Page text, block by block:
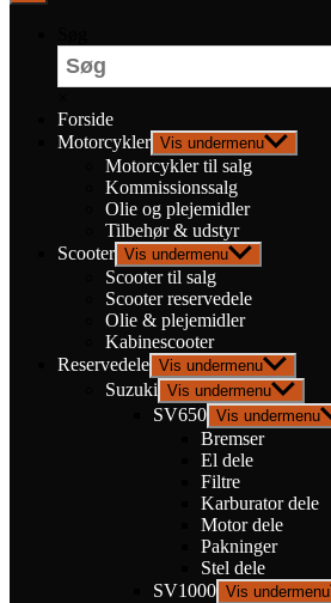
Forside
Motorcykler Vis undermenu
Motorcykler til salg
Kommissionssalg
Olie og plejemidler
Tilbehør & udstyr
Scooter Vis undermenu
Scooter til salg
Scooter reservedele
Olie & plejemidler
Kabinescooter
Reservedele Vis undermenu
Suzuki Vis undermenu
SV650 Vis undermenu
Bremser
El dele
Filtre
Karburator dele
Motor dele
Pakninger
Stel dele
SV1000 Vis undermenu